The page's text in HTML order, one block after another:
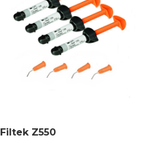
Filtek Z550